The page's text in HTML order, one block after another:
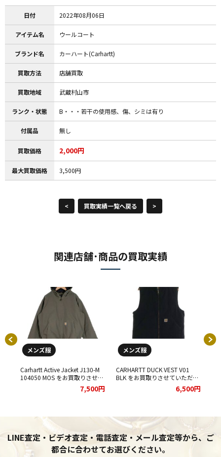
日付 2022年08月06日
アイテム名 ウールコート
ブランド名 カーハート(Carhartt)
買取方法 店舗買取
買取地域 武蔵村山市
ランク・状態 B・・・若干の使用感、傷、シミは有り
付属品 無し
買取価格 2,000円
最大買取価格 3,500円
< 買取実績一覧へ戻る >
関連店舗･商品の買取実績
メンズ服
Carhartt Active Jacket J130-M
104050 MOS をお買取りさせて
7,500円
メンズ服
CARHARTT DUCK VEST V01
BLK をお買取りさせていただき
6,500円
LINE査定・ビデオ査定・電話査定・メール査定等から、ご
都合に合わせてお選びください。